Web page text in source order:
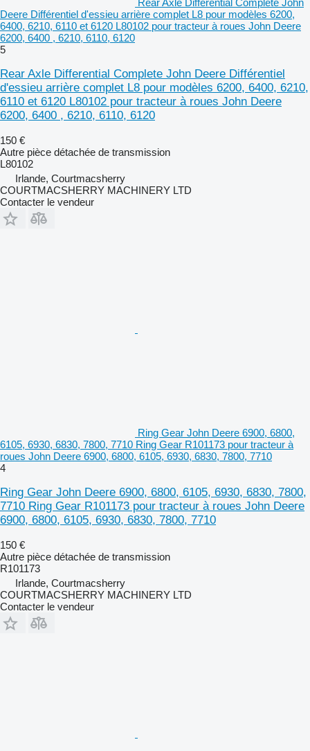
Rear Axle Differential Complete John
Deere Différentiel d'essieu arrière complet L8 pour modèles 6200,
6400, 6210, 6110 et 6120 L80102 pour tracteur à roues John Deere
6200, 6400 , 6210, 6110, 6120
5
Rear Axle Differential Complete John Deere Différentiel
d'essieu arrière complet L8 pour modèles 6200, 6400, 6210,
6110 et 6120 L80102 pour tracteur à roues John Deere
6200, 6400 , 6210, 6110, 6120
150 €
Autre pièce détachée de transmission
L80102
Irlande, Courtmacsherry
COURTMACSHERRY MACHINERY LTD
Contacter le vendeur
Ring Gear John Deere 6900, 6800,
6105, 6930, 6830, 7800, 7710 Ring Gear R101173 pour tracteur à
roues John Deere 6900, 6800, 6105, 6930, 6830, 7800, 7710
4
Ring Gear John Deere 6900, 6800, 6105, 6930, 6830, 7800,
7710 Ring Gear R101173 pour tracteur à roues John Deere
6900, 6800, 6105, 6930, 6830, 7800, 7710
150 €
Autre pièce détachée de transmission
R101173
Irlande, Courtmacsherry
COURTMACSHERRY MACHINERY LTD
Contacter le vendeur